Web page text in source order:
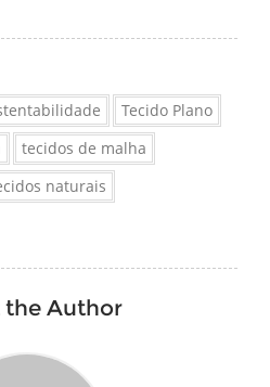
Tecido Plano
tecidos de malha
naturais
Author